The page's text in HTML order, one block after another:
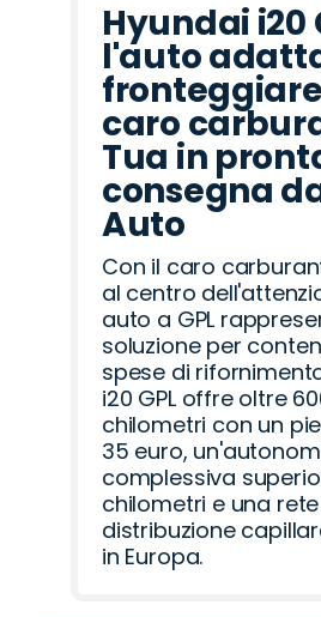
Hyundai i20
l'auto
caro
Tua in
consegna
Auto
Con il caro
al centro
auto a GPL
soluzione per
spese di
i20 GPL offre oltre
chilometri con un
35 euro,
complessiva
chilometri e una
distribuzione
in Europa.